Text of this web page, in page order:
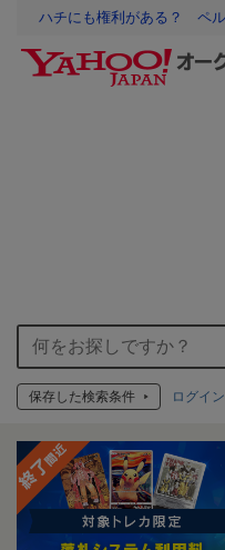
ハチにも権利がある？ ペ
保存した検索条件 ログイ